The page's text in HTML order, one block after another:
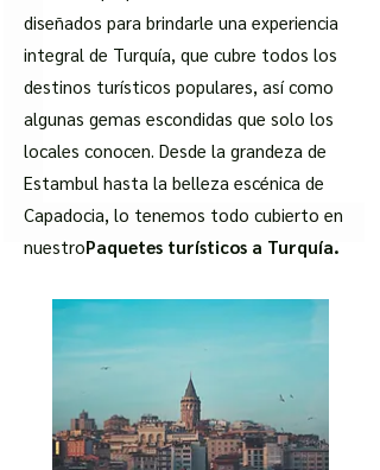
diseñados para brindarle una experiencia
integral de Turquía, que cubre todos los
destinos turísticos populares, así como
algunas gemas escondidas que solo los
locales conocen. Desde la grandeza de
Estambul hasta la belleza escénica de
Capadocia, lo tenemos todo cubierto en
nuestroPaquetes turísticos a Turquía.